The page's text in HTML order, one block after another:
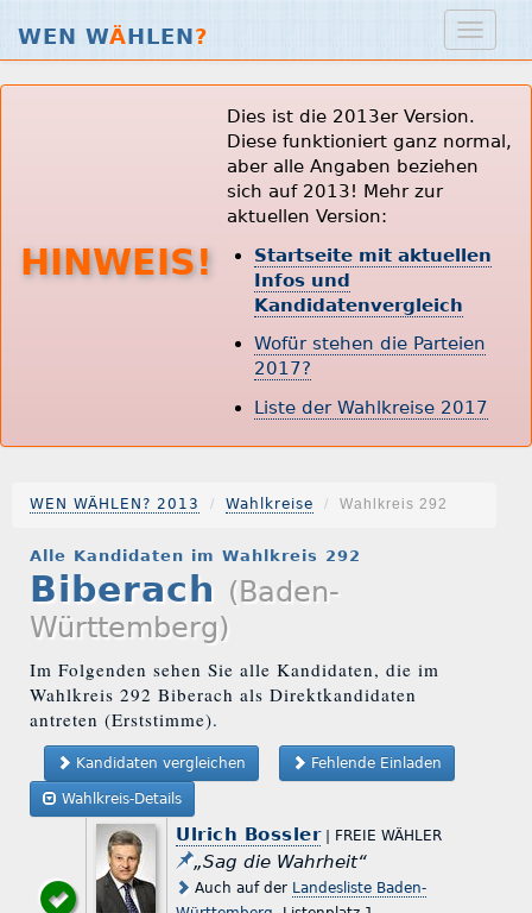
WEN WÄHLEN?
HINWEIS!
Dies ist die 2013er Version.
Diese funktioniert ganz normal,
aber alle Angaben beziehen
sich auf 2013! Mehr zur
aktuellen Version:
Startseite mit aktuellen
Infos und
Kandidatenvergleich
Wofür stehen die Parteien
2017?
Liste der Wahlkreise 2017
WEN WÄHLEN? 2013 Wahlkreise Wahlkreis 292
Alle Kandidaten im Wahlkreis 292
Biberach (Baden-
Württemberg)
Im Folgenden sehen Sie alle Kandidaten, die im
Wahlkreis 292 Biberach als Direktkandidaten
antreten (Erststimme).
Kandidaten vergleichen Fehlende Einladen
Wahlkreis-Details
Ulrich Bossler| FREIE WÄHLER
„Sag die Wahrheit“
Auch auf der Landesliste Baden-